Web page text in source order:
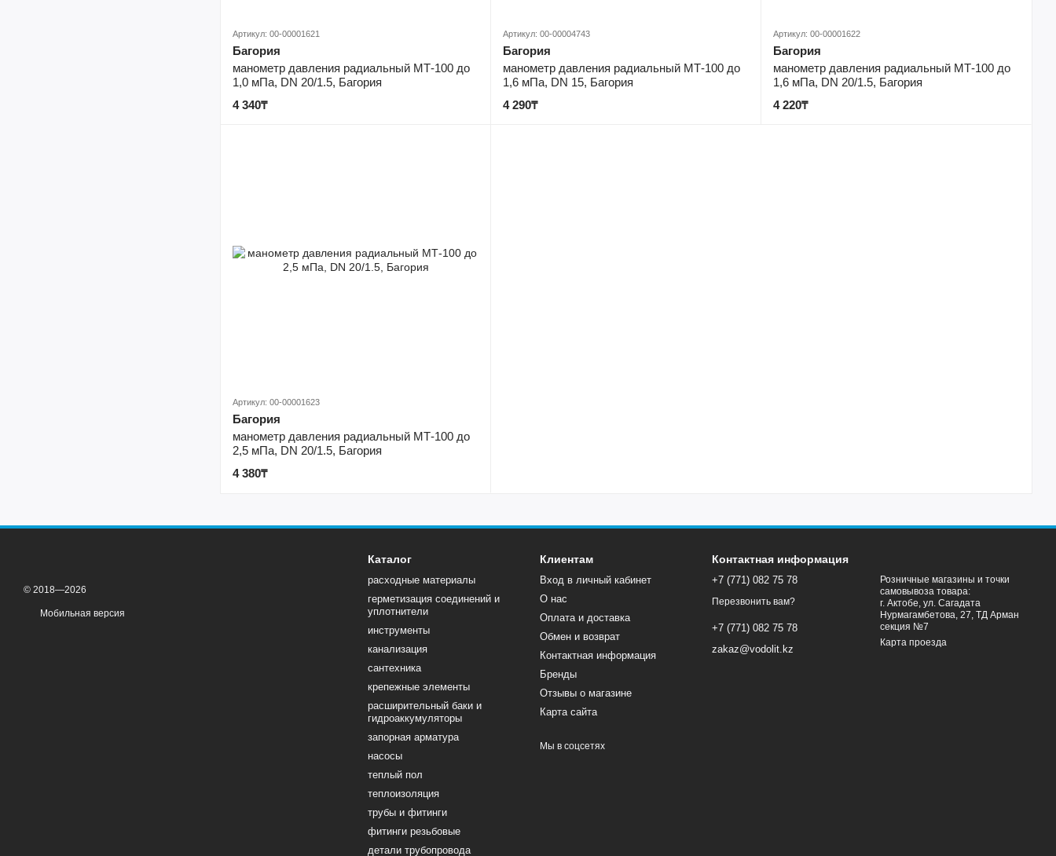
Артикул: 00-00001621
Багория
манометр давления радиальный МТ-100 до
1,0 мПа, DN 20/1.5, Багория
4 340₸
Артикул: 00-00004743
Багория
манометр давления радиальный МТ-100 до
1,6 мПа, DN 15, Багория
4 290₸
Артикул: 00-00001622
Багория
манометр давления радиальный МТ-100 до
1,6 мПа, DN 20/1.5, Багория
4 220₸
Артикул: 00-00001623
Багория
манометр давления радиальный МТ-100 до
2,5 мПа, DN 20/1.5, Багория
4 380₸
© 2018—2026
Мобильная версия
Каталог
расходные материалы
герметизация соединений и
уплотнители
инструменты
канализация
сантехника
крепежные элементы
расширительный баки и
гидроаккумуляторы
запорная арматура
насосы
теплый пол
теплоизоляция
трубы и фитинги
фитинги резьбовые
детали трубопровода
Клиентам
Вход в личный кабинет
О нас
Оплата и доставка
Обмен и возврат
Контактная информация
Бренды
Отзывы о магазине
Карта сайта
Мы в соцсетях
Контактная информация
+7 (771) 082 75 78
Перезвонить вам?
+7 (771) 082 75 78
zakaz@vodolit.kz
Розничные магазины и точки
самовывоза товара:
г. Актобе, ул. Сагадата
Нурмагамбетова, 27, ТД Арман
секция №7
Карта проезда